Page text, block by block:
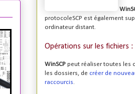
protocoleSCP est également
ordinateur distant.
Opérations sur les fichiers :
WinSCP peut réaliser toutes les
les dossiers, de créer de
raccourcis